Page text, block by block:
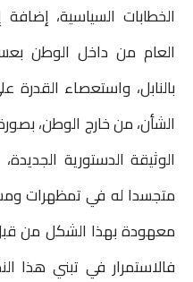
الخطابات السياسية،
العام من داخل الوطن
بالنابل، واستعصاء القدرة
الشأن، من خارج الوطن،
الوثيقة الدستورية
متجسدا له في تمظهرات
معهودة بهذا الشكل من
فالاستمرار في تبني هذا